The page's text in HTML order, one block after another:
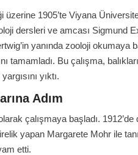
üzerine 1905’te Viyana
dersleri ve amcası Sigmund
yanında zooloji okumaya
tamamladı. Bu çalışma,
yıktı.
Adım
çalışmaya başladı. 1912’de
yapan Margarete Mohr ile
etti.